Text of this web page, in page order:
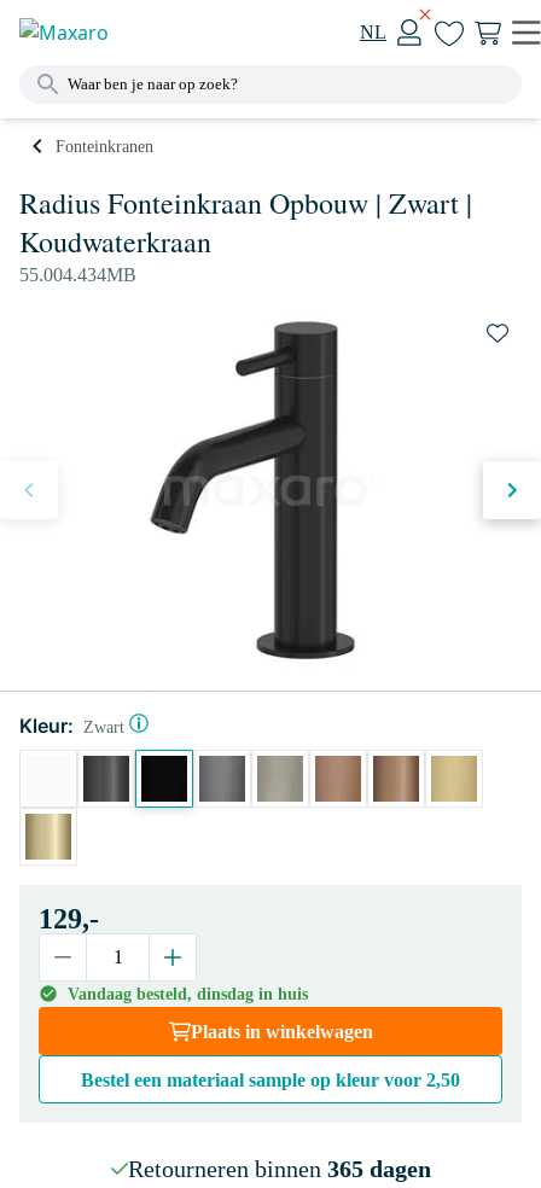
NL
Fonteinkranen
Radius Fonteinkraan Opbouw | Zwart |
Koudwaterkraan
55.004.434MB
Kleur: Zwart
129,-
Vandaag besteld, dinsdag in huis
Plaats in winkelwagen
Bestel een materiaal sample op kleur voor 2,50
Retourneren binnen 365 dagen